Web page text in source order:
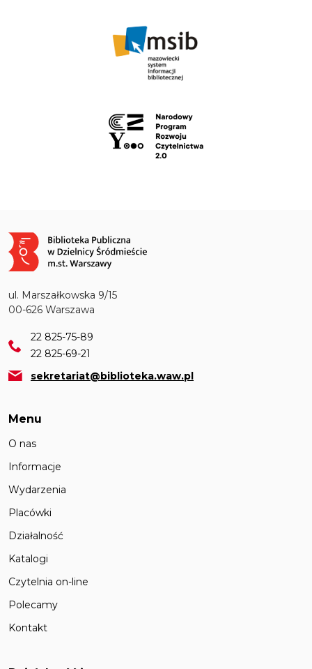
Obraz
ul. Marszałkowska 9/15
00-626 Warszawa
22 825-75-89
22 825-69-21
sekretariat@biblioteka.waw.pl
Menu
O nas
Informacje
Wydarzenia
Placówki
Działalność
Katalogi
Czytelnia on-line
Polecamy
Kontakt